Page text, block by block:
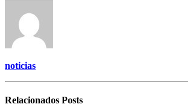
noticias
Relacionados Posts